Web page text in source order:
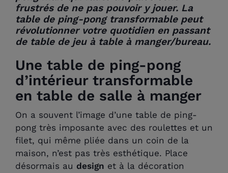
frustrés de ne pas pouvoir y jouer. La
table de ping-pong transformable peut
révolutionner votre quotidien en passant
de table de jeu à table à manger/bureau.
Une table de ping-pong
d’intérieur transformable
en table de salle à manger
On a souvent l’image d’une table de ping-
pong très imposante avec des roulettes et un
filet, qui même pliée dans un coin de la
maison, n’est pas très esthétique. Place
désormais au design et à la décoration